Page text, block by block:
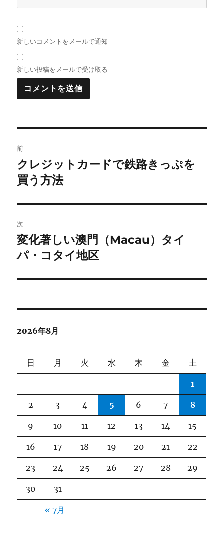
新しいコメントをメールで通知
新しい投稿をメールで受け取る
稿
ナ
ビ
ゲ
ー
ン
前
前
の
稿:
クレジットカードで鉄路きっぷを
買う方法
次
次
の
稿:
変化著しい澳門（Macau）タイ
パ・コタイ地区
2026年8月
日 月 火 水 木 金 土
1
2 3 4 5 6 7 8
9 10 11 12 13 14 15
16 17 18 19 20 21 22
23 24 25 26 27 28 29
30 31
« 7月